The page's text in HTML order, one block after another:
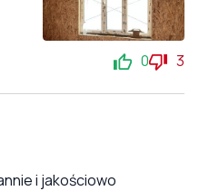
0 3
i jakościowo